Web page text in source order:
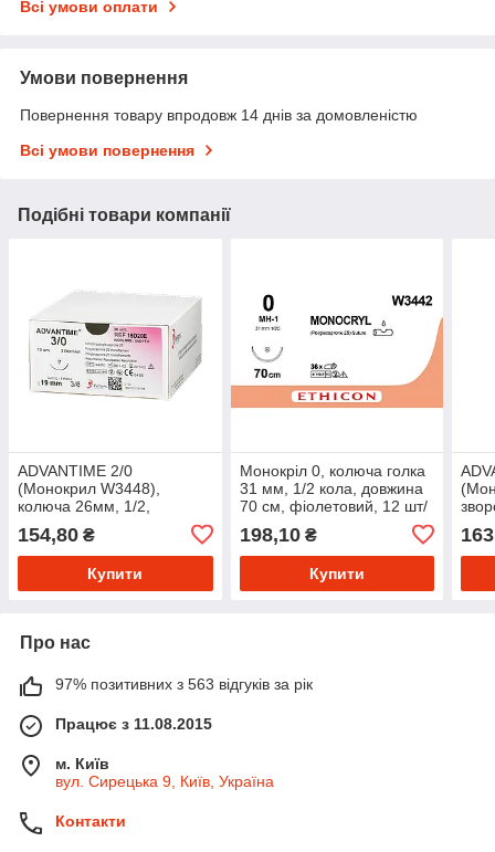
Всі умови оплати
Умови повернення
Повернення товару впродовж 14 днів за домовленістю
Всі умови повернення
Подібні товари компанії
ADVANTIME 2/0
(Монокрил W3448),
колюча 26мм, 1/2,
довжина 70см, фіолетова
154,80 ₴
Купити
Монокріл 0, колюча голка
31 мм, 1/2 кола, довжина
70 см, фіолетовий, 12 шт/
198,10₴
Купити
I
Про нас
97% позитивних з 563 відгуків за рік
Працює з 11.08.2015
м. Київ
вул. Сирецька 9, Київ, Україна
Контакти